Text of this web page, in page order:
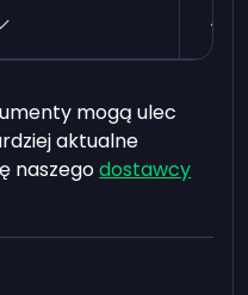
✓
mogą ulec
aktualne
naszegodostawcy